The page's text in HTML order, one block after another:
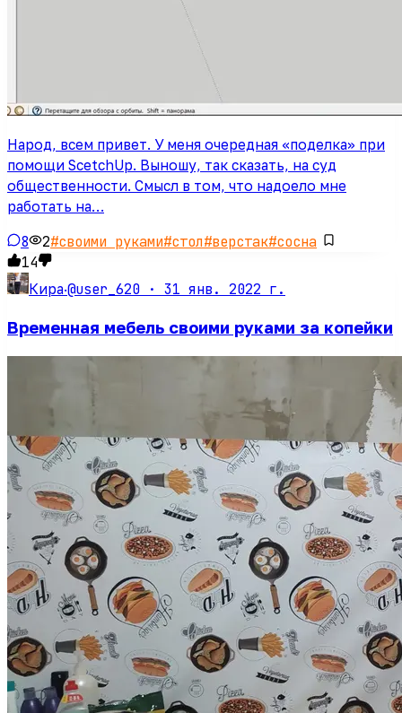
Народ, всем привет. У меня очередная «поделка» при
помощи ScetchUp. Выношу, так сказать, на суд
общественности. Смысл в том, что надоело мне
работать на…
8 2#своими руками#стол#верстак#сосна
14
Кира·@user_620 · 31 янв. 2022 г.
Временная мебель своими руками за копейки